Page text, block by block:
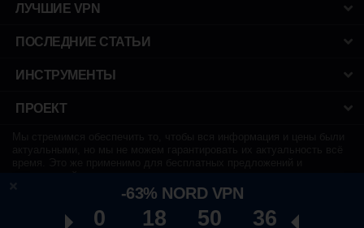
-63% NORD VPN
0 18 50 35
ЛУЧШИЕ VPN
ПОСЛЕДНИЕ СТАТЬИ
ИНСТРУМЕНТЫ
ПРОЕКТ
Чтобы поддерживать работу сайта, мы иногда можем
получать небольшую комиссию, если вы решите приобрести сервис
через ссылки на этом сайте без дополнительной стоимости.